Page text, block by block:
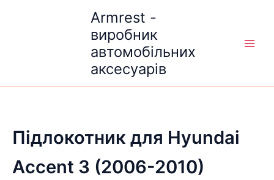
Armrest -
виробник
автомобільних
аксесуарів
Підлокотник для Hyundai
Accent 3 (2006-2010)